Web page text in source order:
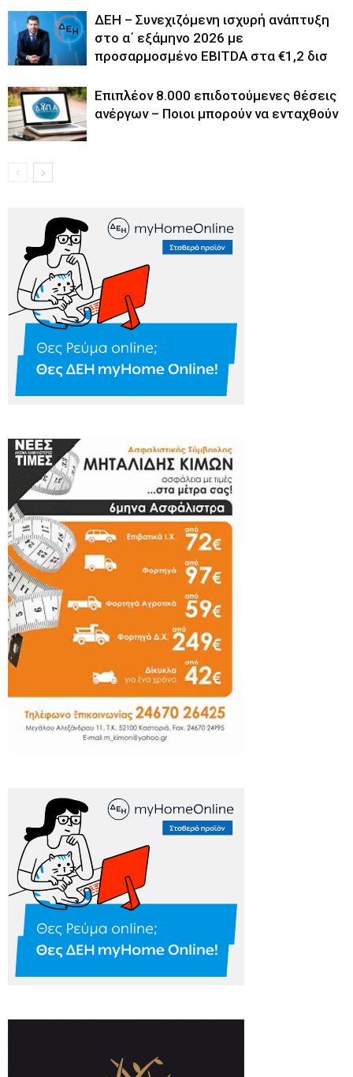
ΔΕΗ – Συνεχιζόμενη ισχυρή ανάπτυξη
στο α΄ εξάμηνο 2026 με
προσαρμοσμένο EBITDA στα €1,2 δισ
Επιπλέον 8.000 επιδοτούμενες θέσεις
ανέργων – Ποιοι μπορούν να ενταχθούν